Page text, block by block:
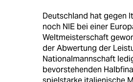
Deutschland hat gegen
noch NIE bei einer
Weltmeisterschaft
der Abwertung der
Nationalmannschaft
bevorstehenden